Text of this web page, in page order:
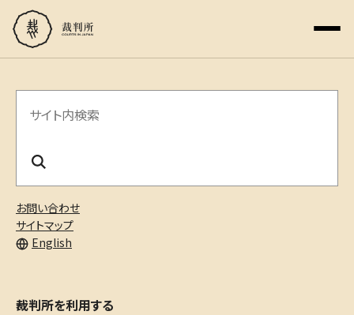
お問い合わせ
サイトマップ
English
サ
内
検
索
裁判所を利用する